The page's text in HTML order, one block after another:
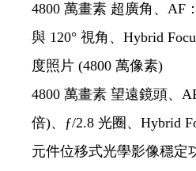
4800 萬畫素 超廣角、AF
與 120° 視角、Hybrid
度照片 (4800 萬像素)
4800 萬畫素 望遠鏡頭、
倍)、ƒ/2.8 光圈、Hybrid
元件位移式光學影像穩定